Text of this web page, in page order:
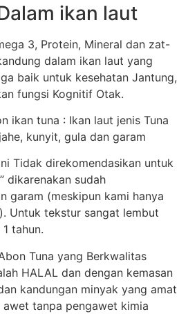
ikan laut
3, Protein, Mineral dan zat-
dalam ikan laut yang
baik untuk kesehatan Jantung,
fungsi Kognitif Otak.
ikan tuna : Ikan laut jenis Tuna
kunyit, gula dan garam
Tidak direkomendasikan untuk
dikarenakan sudah
garam (meskipun kami hanya
Untuk tekstur sangat lembut
tahun.
Tuna yang Berkwalitas
HALAL dan dengan kemasan
kandungan minyak yang amat
awet tanpa pengawet kimia